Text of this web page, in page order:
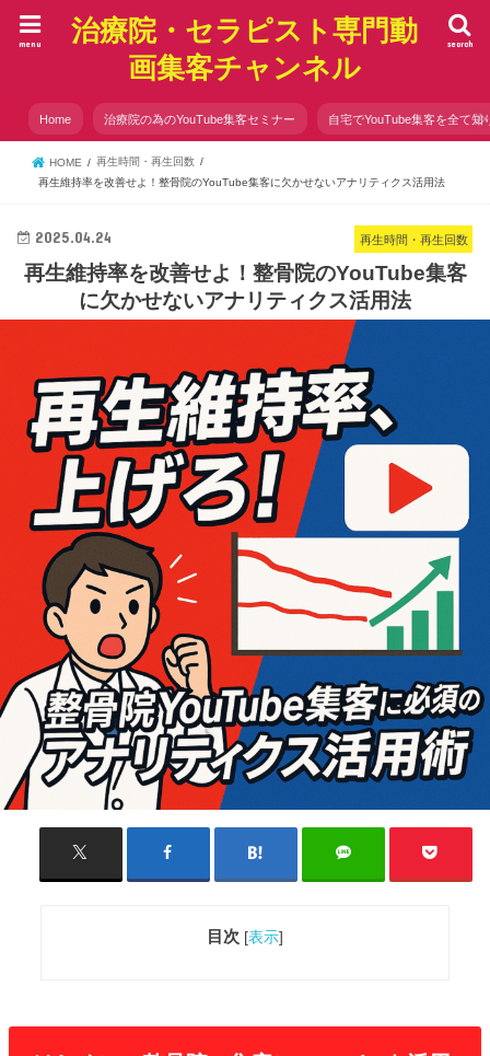
治療院・セラピスト専門動
画集客チャンネル
search
menu
Home 治療院の為のYouTube集客セミナー 自宅でYouTube集客を全て知
HOME
再生時間・再生回数
再生維持率を改善せよ！整骨院のYouTube集客に欠かせないアナリティクス活用法
再生時間・再生回数
2025.04.24
再生維持率を改善せよ！整骨院のYouTube集客
に欠かせないアナリティクス活用法
目次 [表示]